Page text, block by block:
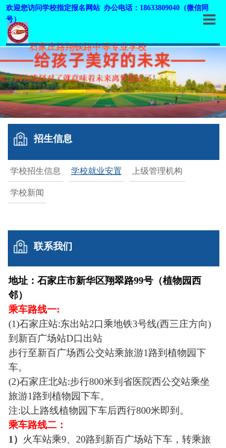
石家庄路翔铁路中等专业学校
欢迎您访问学校指定报名网站 办公电话：18633809040（微信同
号）
首页
师
专
招生信息
学校招生信息 学校就业安置 上级管理机构
学校新闻
联系我们
地址：石家庄市新华区翔翠路99号（植物园西
邻）
乘车路线一:
(1)石家庄站:东出站2口乘地铁3号线(西三庄方向)
到新百广场站D口出站
步行至新百广场西公交站乘旅游1路到植物园下
车。
(2)石家庄北站:步行800米到省医院西公交站乘坐
旅游1路到植物园下车。
注:以上路线植物园下车后西行800米即到。
乘车路线二 ：
1） 火车站乘9、20路到新百广场站下车，转乘旅